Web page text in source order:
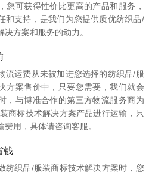
您可获得性价比更高的产品和服务，
和支持，是我们为您提供质优纺织品/
决方案和服务的动力。
流运费从未被加进您选择的纺织品/服
方案售价中，只要您需要，我们就会
，与博准合作的第三方物流服务商为
商标技术解决方案产品进行运输，只
费用，具体请咨询客服。
钱
纺织品/服装商标技术解决方案时，您